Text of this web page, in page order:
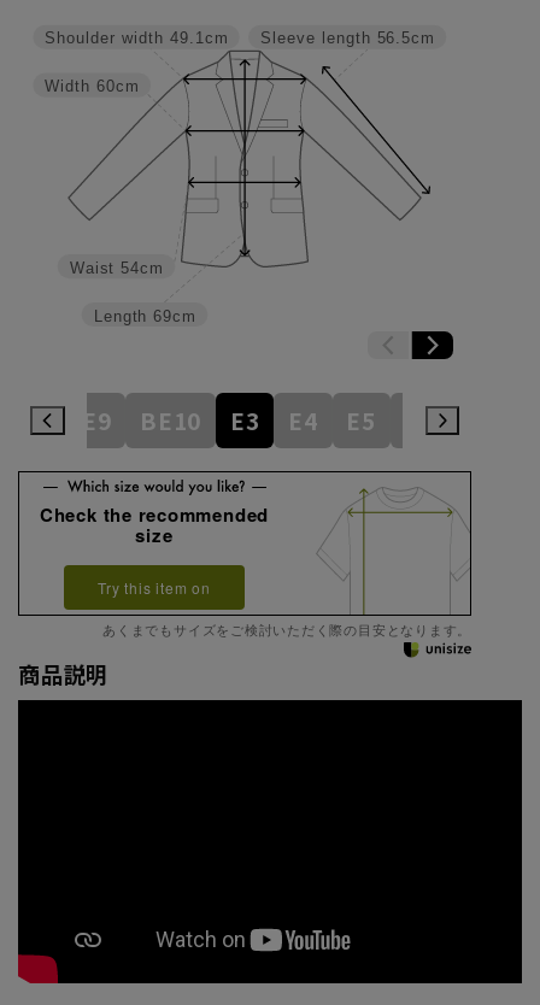
Sleeve length 56.5cm
Length 69cm
Waist 54cm
Width 60cm
Shoulder width 49.1cm
BE9 BE10 E3 E4 E5 E6
Check the recommended
size
Try this item on
あくまでもサイズをご検討いただく際の目安となります。
商品説明